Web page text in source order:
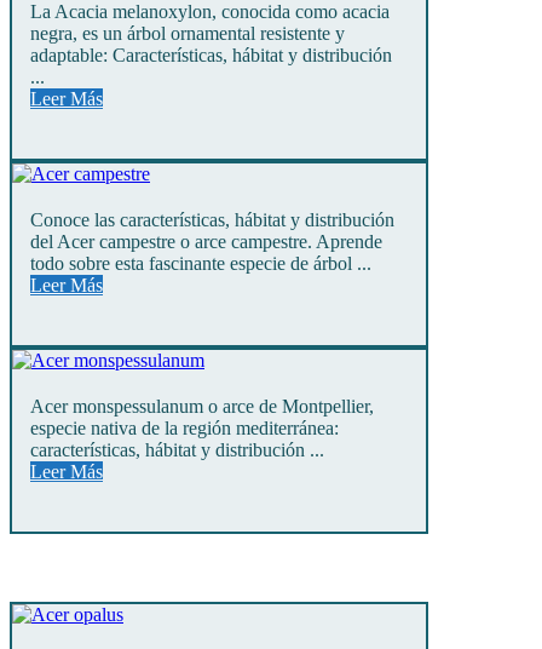
La Acacia melanoxylon, conocida como acacia
negra, es un árbol ornamental resistente y
adaptable: Características, hábitat y distribución
...
Leer Más
Conoce las características, hábitat y distribución
del Acer campestre o arce campestre. Aprende
todo sobre esta fascinante especie de árbol ...
Leer Más
Acer monspessulanum o arce de Montpellier,
especie nativa de la región mediterránea:
características, hábitat y distribución ...
Leer Más